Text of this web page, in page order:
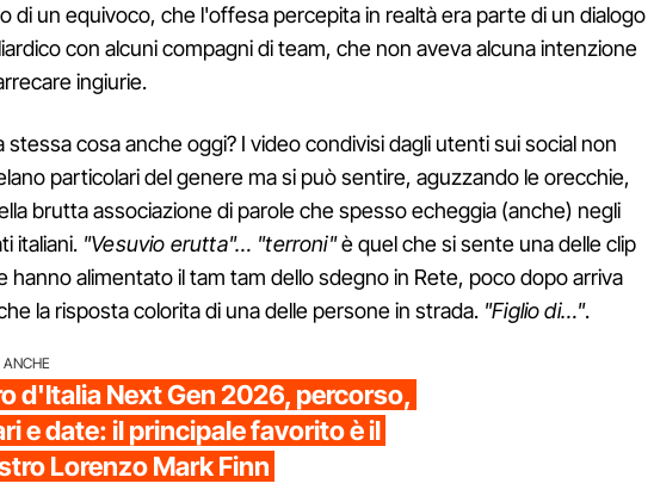
di un equivoco, che l'offesa percepita in realtà era parte di un dialogo
con alcuni compagni di team, che non aveva alcuna intenzione
ingiurie.
stessa cosa anche oggi? I video condivisi dagli utenti sui social non
particolari del genere ma si può sentire, aguzzando le orecchie,
brutta associazione di parole che spesso echeggia (anche) negli
italiani. "Vesuvio erutta"… "terroni"è quel che si sente una delle clip
hanno alimentato il tam tam dello sdegno in Rete, poco dopo arriva
la risposta colorita di una delle persone in strada. "Figlio di…".
ANCHE
d'Italia Next Gen 2026, percorso,
e date: il principale favorito è il
Lorenzo Mark Finn